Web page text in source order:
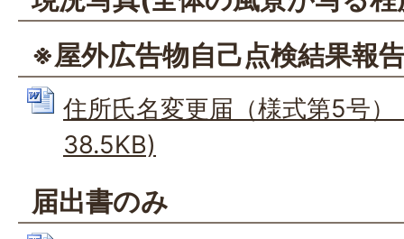
※屋外広告物自己点検結果報
住所氏名変更届（様式第5号
38.5KB)
届出書のみ